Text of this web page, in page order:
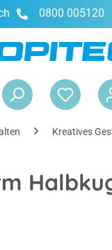
0800 005120
Kreatives